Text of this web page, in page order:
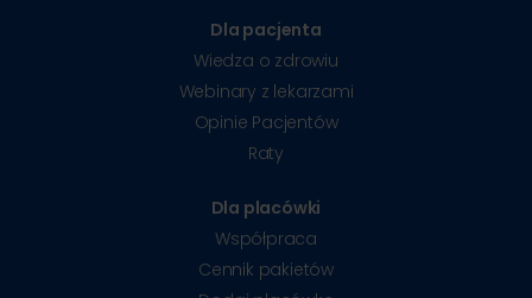
Dla pacjenta
Wiedza o zdrowiu
Webinary z lekarzami
Opinie Pacjentów
Raty
Dla placówki
Współpraca
Cennik pakietów